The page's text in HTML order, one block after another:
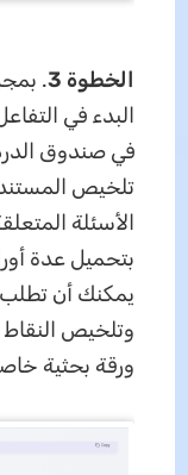
الخطوة 3
البدء في
تلخيص
الأسئلة
بتحميل عدة
يمكنك أن تطلب
وتلخيص
ورقة بحثية